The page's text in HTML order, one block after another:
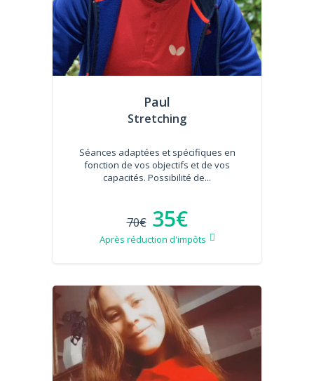
Paul
Stretching
Séances adaptées et spécifiques en
fonction de vos objectifs et de vos
capacités. Possibilité de...
70€ 35€
Après réduction d'impôts